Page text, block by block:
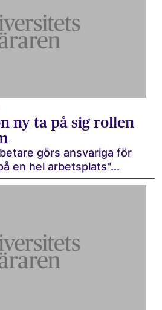
ny ta på sig rollen
görs ansvariga för
en hel arbetsplats"...